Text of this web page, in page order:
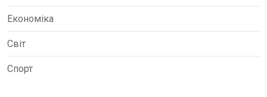
Економіка
Світ
Спорт